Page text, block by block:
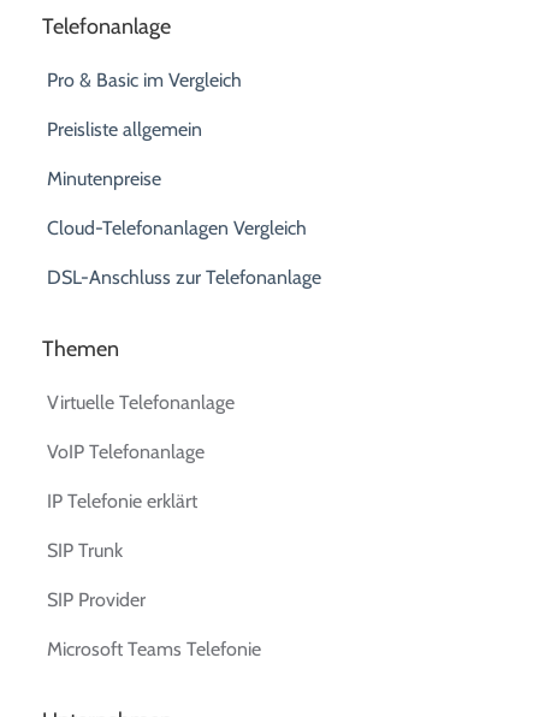
Telefonanlage
Pro & Basic im Vergleich
Preisliste allgemein
Minutenpreise
Cloud-Telefonanlagen Vergleich
DSL-Anschluss zur Telefonanlage
Themen
Virtuelle Telefonanlage
VoIP Telefonanlage
IP Telefonie erklärt
SIP Trunk
SIP Provider
Microsoft Teams Telefonie